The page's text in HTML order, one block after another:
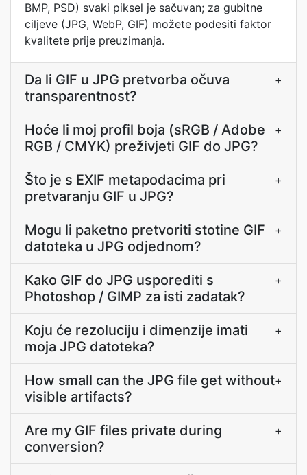
BMP, PSD) svaki piksel je sačuvan; za gubitne
ciljeve (JPG, WebP, GIF) možete podesiti faktor
kvalitete prije preuzimanja.
Da li GIF u JPG pretvorba očuva
transparentnost?
+
Hoće li moj profil boja (sRGB / Adobe
RGB / CMYK) preživjeti GIF do JPG?
+
Što je s EXIF metapodacima pri
pretvaranju GIF u JPG?
+
Mogu li paketno pretvoriti stotine GIF
datoteka u JPG odjednom?
+
Kako GIF do JPG usporediti s
Photoshop / GIMP za isti zadatak?
+
Koju će rezoluciju i dimenzije imati
moja JPG datoteka?
+
How small can the JPG file get without
visible artifacts?
+
Are my GIF files private during
conversion?
+